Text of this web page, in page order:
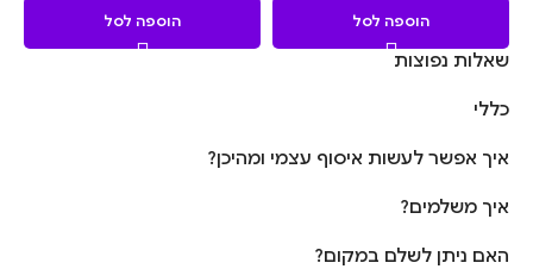
הוספה לסל הוספה לסל
שאלות נפוצות
כללי
איך אפשר לעשות איסוף עצמי ומהיכן?
איך משלמים?
האם ניתן לשלם במקום?